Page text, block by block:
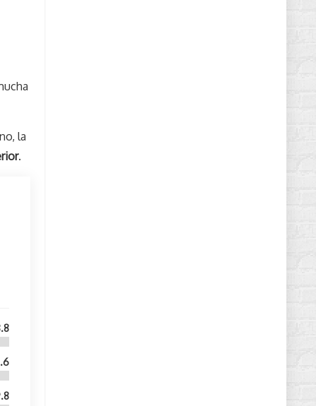
la
.